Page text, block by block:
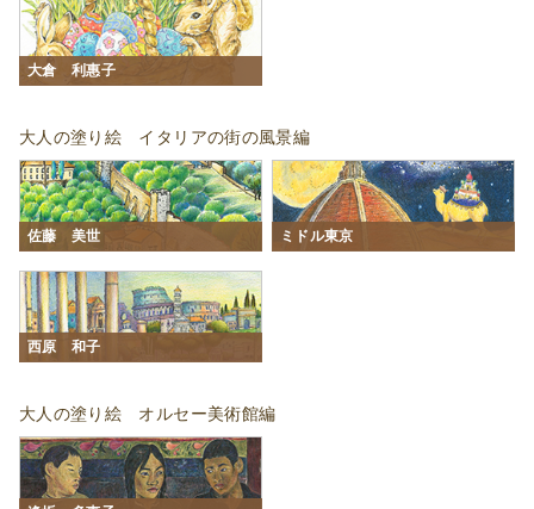
大倉 利惠子
大人の塗り絵 イタリアの街の風景編
佐藤 美世 ミドル東京
西原 和子
大人の塗り絵 オルセー美術館編